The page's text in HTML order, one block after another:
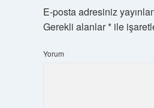
E-posta adresiniz
Gerekli alanlar*ile
Yorum